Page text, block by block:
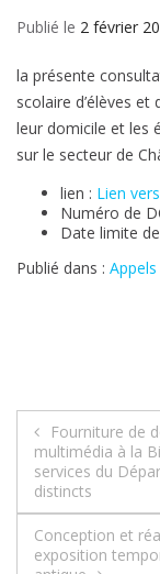
Publié le 2 février
la présente
scolaire d’élèves
leur domicile et les
sur le secteur de
lien : Lien
Numéro de
Date limite
Publié dans :
de
l’article
Fourniture de
multimédia à la
services du
distincts
Conception et
exposition